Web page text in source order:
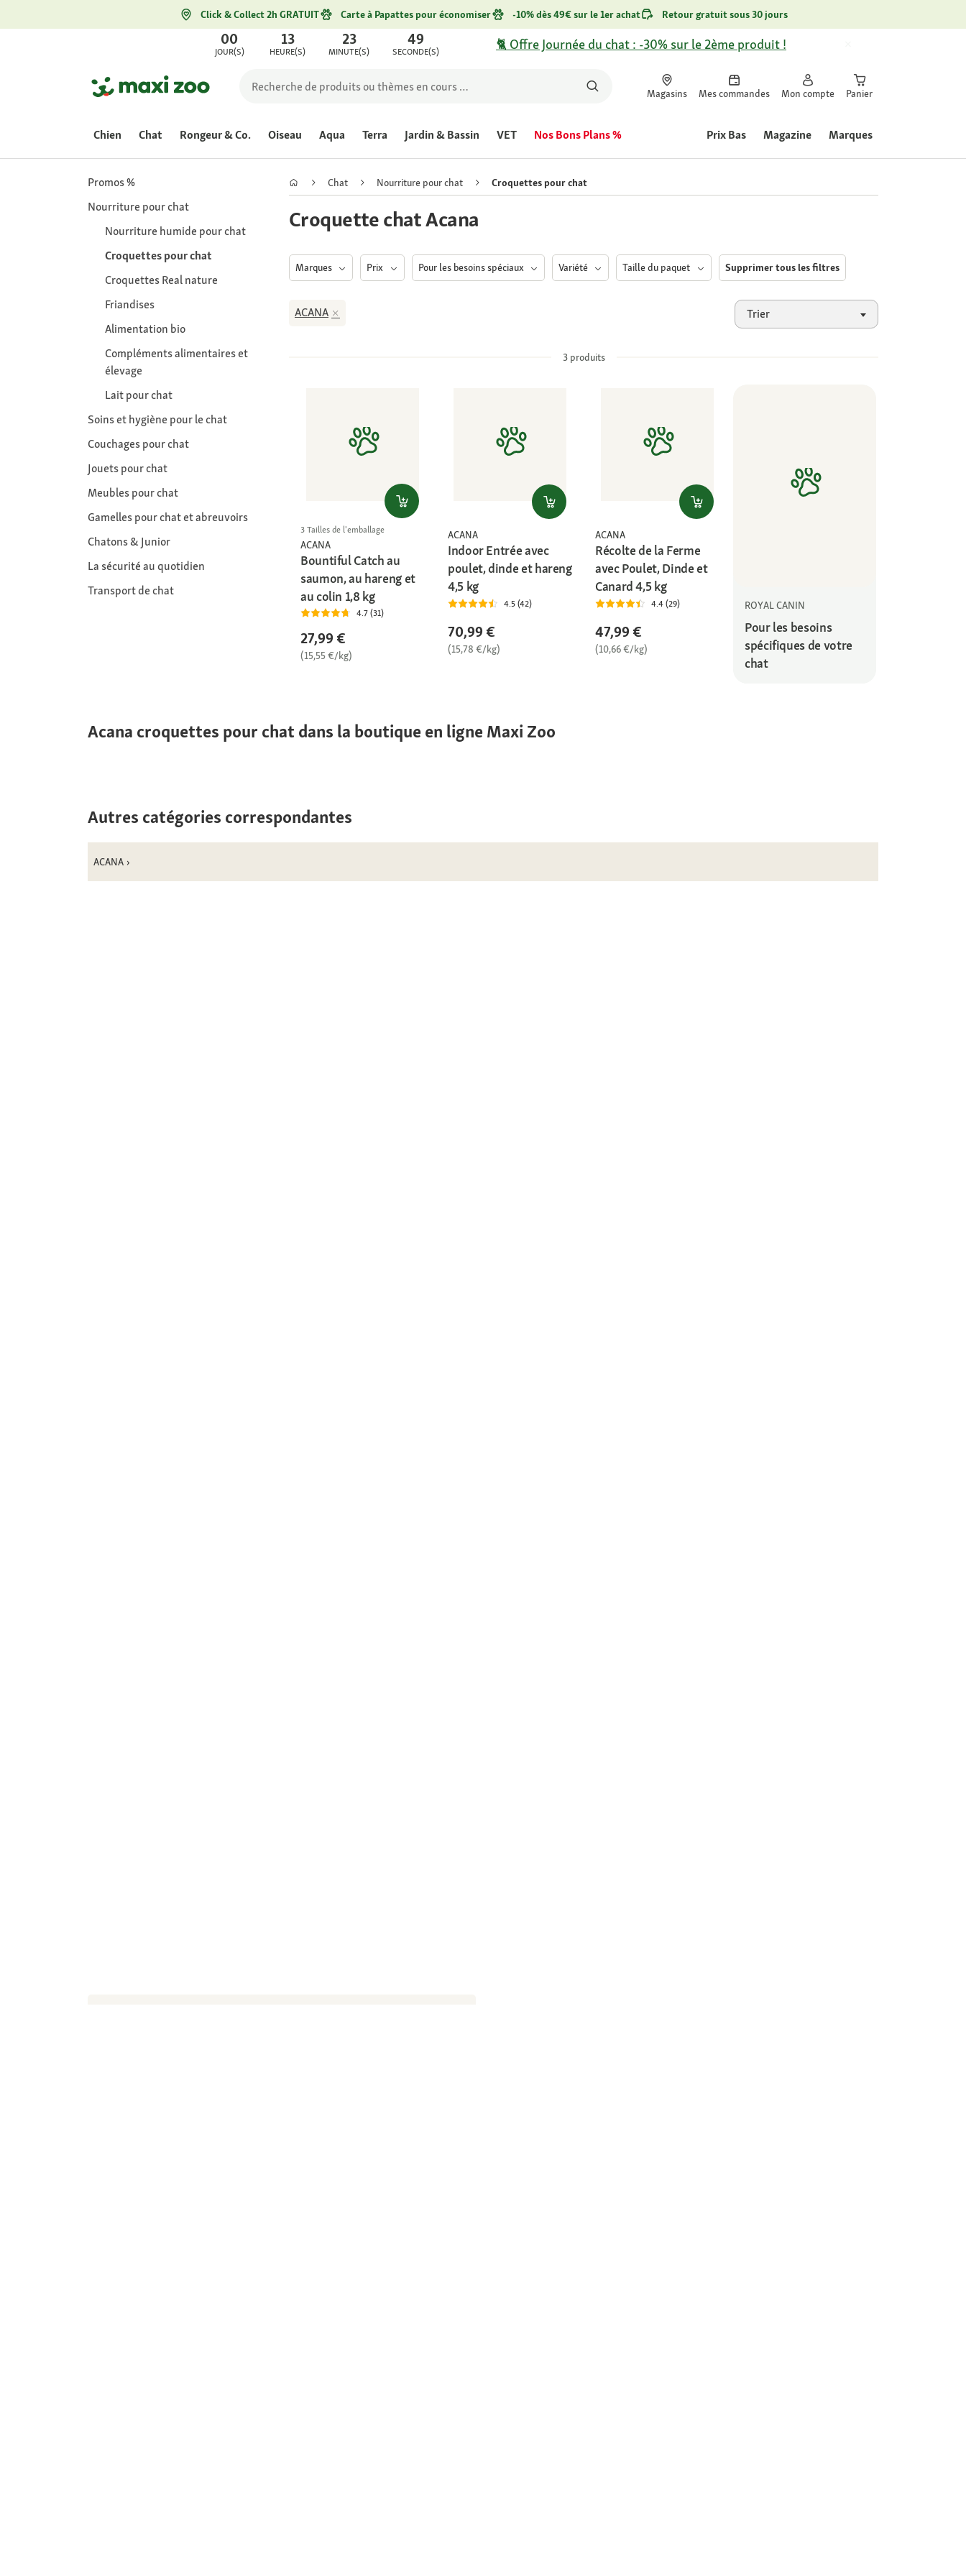
Click & Collect 2h GRATUIT Carte à Papattes pour économiser -10% dès 49€ sur le 1er achat Retour gratuit sous 30 jours
00
JOUR(S)
13
HEURE(S)
23
MINUTE(S)
49
SECONDE(S) 🐈 Offre Journée du chat : -30% sur le 2ème produit !
Magasins Mes commandes Mon compte Panier
Chien Chat Rongeur & Co. Oiseau Aqua Terra Jardin & Bassin VET Nos Bons Plans % Prix Bas Magazine Marques
Promos %
Nourriture pour chat
Nourriture humide pour chat
Croquettes pour chat
Croquettes Real nature
Friandises
Alimentation bio
Compléments alimentaires et
élevage
Lait pour chat
Soins et hygiène pour le chat
Couchages pour chat
Jouets pour chat
Meubles pour chat
Gamelles pour chat et abreuvoirs
Chatons & Junior
La sécurité au quotidien
Transport de chat
Chat Nourriture pour chat Croquettes pour chat
Croquette chat Acana
Marques Prix Pour les besoins spéciaux Variété Taille du paquet Supprimer tous les filtres
Trier
ACANA
3produits
3 Tailles de l'emballage
ACANA
Bountiful Catch au
saumon, au hareng et
au colin 1,8 kg
4.7 (31)
27,99 €
(15,55 €/kg)
ACANA
Indoor Entrée avec
poulet, dinde et hareng
4,5 kg
4.5 (42)
70,99 €
(15,78 €/kg)
ACANA
Récolte de la Ferme
avec Poulet, Dinde et
Canard 4,5 kg
4.4 (29)
47,99 €
(10,66 €/kg)
ROYAL CANIN
Pour les besoins
spécifiques de votre
chat
Acana croquettes pour chat dans la boutique en ligne Maxi Zoo
Autres catégories correspondantes
ACANA